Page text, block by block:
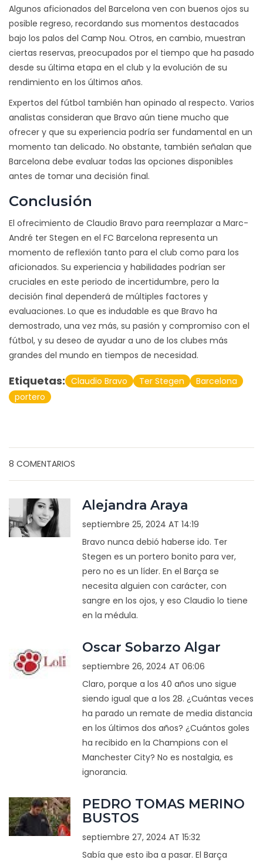
Algunos aficionados del Barcelona ven con buenos ojos su
posible regreso, recordando sus momentos destacados
bajo los palos del Camp Nou. Otros, en cambio, muestran
ciertas reservas, preocupados por el tiempo que ha pasado
desde su última etapa en el club y la evolución de su
rendimiento en los últimos años.
Expertos del fútbol también han opinado al respecto. Varios
analistas consideran que Bravo aún tiene mucho que
ofrecer y que su experiencia podría ser fundamental en un
momento tan delicado. No obstante, también señalan que
Barcelona debe evaluar todas las opciones disponibles
antes de tomar una decisión final.
Conclusión
El ofrecimiento de Claudio Bravo para reemplazar a Marc-
André ter Stegen en el FC Barcelona representa un
momento de reflexión tanto para el club como para los
aficionados. Su experiencia y habilidades podrían ser
cruciales en este periodo de incertidumbre, pero la
decisión final dependerá de múltiples factores y
evaluaciones. Lo que es indudable es que Bravo ha
demostrado, una vez más, su pasión y compromiso con el
fútbol, y su deseo de ayudar a uno de los clubes más
grandes del mundo en tiempos de necesidad.
Etiquetas: Claudio Bravo Ter Stegen
Barcelona
portero
8 COMENTARIOS
Alejandra Araya
septiembre 25, 2024 AT 14:19
Bravo nunca debió haberse ido. Ter
Stegen es un portero bonito para ver,
pero no es un líder. En el Barça se
necesita alguien con carácter, con
sangre en los ojos, y eso Claudio lo tiene
en la médula.
Oscar Sobarzo Algar
septiembre 26, 2024 AT 06:06
Claro, porque a los 40 años uno sigue
siendo igual que a los 28. ¿Cuántas veces
ha parado un remate de media distancia
en los últimos dos años? ¿Cuántos goles
ha recibido en la Champions con el
Manchester City? No es nostalgia, es
ignorancia.
PEDRO TOMAS MERINO
BUSTOS
septiembre 27, 2024 AT 15:32
Sabía que esto iba a pasar. El Barça